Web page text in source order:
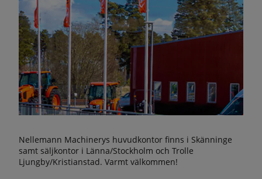
Nellemann Machinerys huvudkontor finns i Skänninge
samt säljkontor i Länna/Stockholm och Trolle
Ljungby/Kristianstad. Varmt välkommen!